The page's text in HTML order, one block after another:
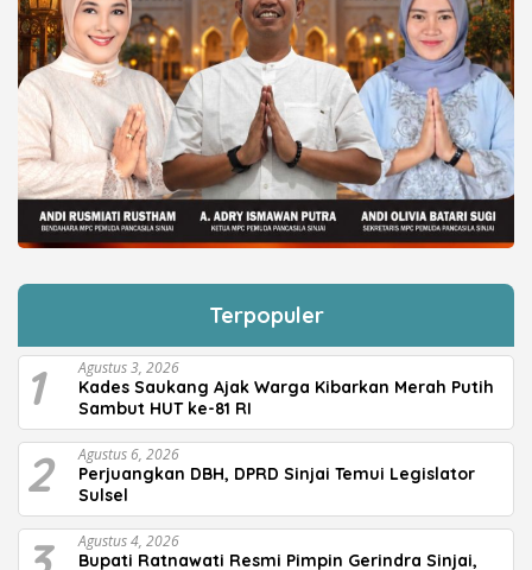
Terpopuler
1 Agustus 3, 2026
Kades Saukang Ajak Warga Kibarkan Merah Putih
Sambut HUT ke-81 RI
2 Agustus 6, 2026
Perjuangkan DBH, DPRD Sinjai Temui Legislator
Sulsel
Agustus 4, 2026
Bupati Ratnawati Resmi Pimpin Gerindra Sinjai,